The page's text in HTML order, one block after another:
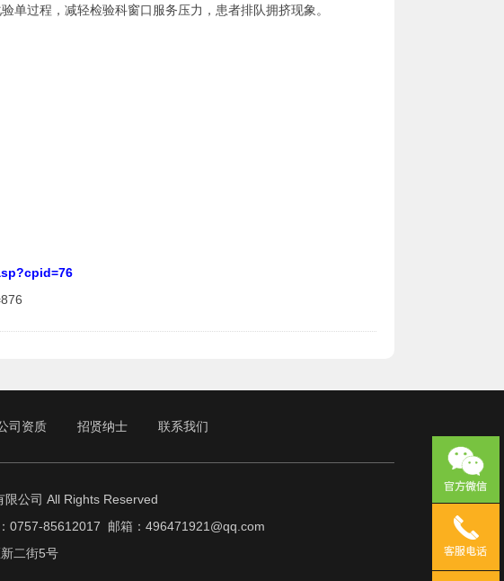
单过程，减轻检验科窗口服务压力，患者排队拥挤现象。
司资质 招贤纳士 联系我们
公司 All Rights Reserved
0757-85612017 邮箱： 496471921@qq.com
二街5号